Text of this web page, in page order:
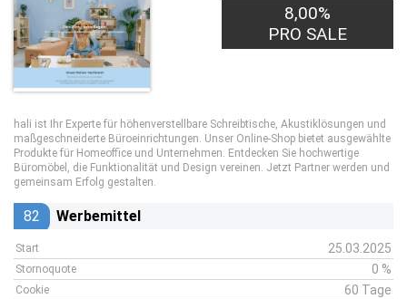
8,00%
PRO SALE
hali ist Ihr Experte für höhenverstellbare Schreibtische, Akustiklösungen und
maßgeschneiderte Büroeinrichtungen. Unser Online-Shop bietet ausgewählte
Produkte für Homeoffice und Unternehmen. Entdecken Sie hochwertige
Büromöbel, die Funktionalität und Design vereinen. Jetzt Partner werden und
gemeinsam Erfolg gestalten.
82 Werbemittel
Start 25.03.2025
Stornoquote 0 %
Cookie 60 Tage